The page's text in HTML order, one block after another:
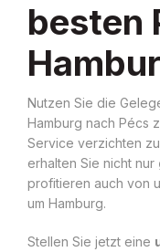
besten
Nutzen Sie die
Hamburg nach Pécs
Service verzichten
erhalten Sie nicht nur
profitieren auch von
um Hamburg.
Stellen Sie jetzt eine